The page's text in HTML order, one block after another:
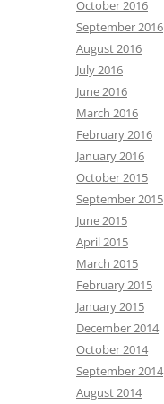
October 2016
September 2016
August 2016
July 2016
June 2016
March 2016
February 2016
January 2016
October 2015
September 2015
June 2015
April 2015
March 2015
February 2015
January 2015
December 2014
October 2014
September 2014
August 2014